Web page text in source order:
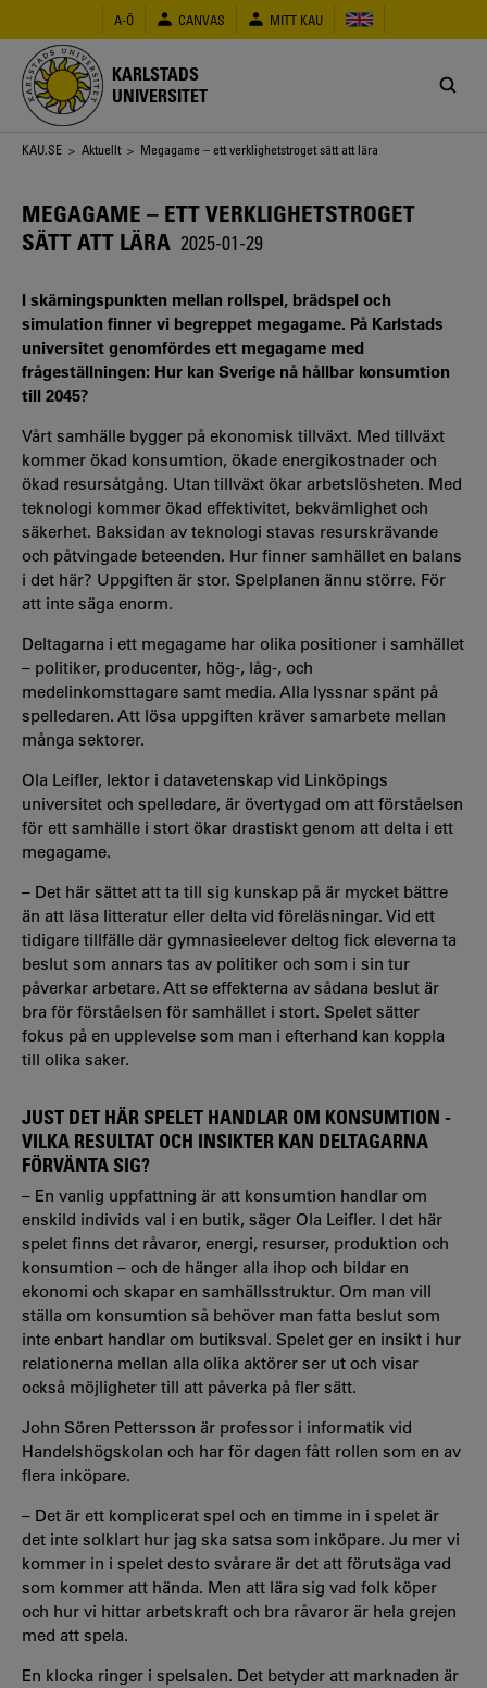
huvudinnehåll
A-Ö CANVAS MITT KAU
KARLSTADS
UNIVERSITET
Länkstig
KAU.SE > Aktuellt > Megagame – ett verklighetstroget sätt att lära
MEGAGAME – ETT VERKLIGHETSTROGET
SÄTT ATT LÄRA 2025-01-29
I skärningspunkten mellan rollspel, brädspel och
simulation finner vi begreppet megagame. På Karlstads
universitet genomfördes ett megagame med
frågeställningen: Hur kan Sverige nå hållbar konsumtion
till 2045?
Vårt samhälle bygger på ekonomisk tillväxt. Med tillväxt
kommer ökad konsumtion, ökade energikostnader och
ökad resursåtgång. Utan tillväxt ökar arbetslösheten. Med
teknologi kommer ökad effektivitet, bekvämlighet och
säkerhet. Baksidan av teknologi stavas resurskrävande
och påtvingade beteenden. Hur finner samhället en balans
i det här? Uppgiften är stor. Spelplanen ännu större. För
att inte säga enorm.
Deltagarna i ett megagame har olika positioner i samhället
– politiker, producenter, hög-, låg-, och
medelinkomsttagare samt media. Alla lyssnar spänt på
spelledaren. Att lösa uppgiften kräver samarbete mellan
många sektorer.
Ola Leifler, lektor i datavetenskap vid Linköpings
universitet och spelledare, är övertygad om att förståelsen
för ett samhälle i stort ökar drastiskt genom att delta i ett
megagame.
– Det här sättet att ta till sig kunskap på är mycket bättre
än att läsa litteratur eller delta vid föreläsningar. Vid ett
tidigare tillfälle där gymnasieelever deltog fick eleverna ta
beslut som annars tas av politiker och som i sin tur
påverkar arbetare. Att se effekterna av sådana beslut är
bra för förståelsen för samhället i stort. Spelet sätter
fokus på en upplevelse som man i efterhand kan koppla
till olika saker.
JUST DET HÄR SPELET HANDLAR OM KONSUMTION -
VILKA RESULTAT OCH INSIKTER KAN DELTAGARNA
FÖRVÄNTA SIG?
– En vanlig uppfattning är att konsumtion handlar om
enskild individs val i en butik, säger Ola Leifler. I det här
spelet finns det råvaror, energi, resurser, produktion och
konsumtion – och de hänger alla ihop och bildar en
ekonomi och skapar en samhällsstruktur. Om man vill
ställa om konsumtion så behöver man fatta beslut som
inte enbart handlar om butiksval. Spelet ger en insikt i hur
relationerna mellan alla olika aktörer ser ut och visar
också möjligheter till att påverka på fler sätt.
John Sören Pettersson är professor i informatik vid
Handelshögskolan och har för dagen fått rollen som en av
flera inköpare.
– Det är ett komplicerat spel och en timme in i spelet är
det inte solklart hur jag ska satsa som inköpare. Ju mer vi
kommer in i spelet desto svårare är det att förutsäga vad
som kommer att hända. Men att lära sig vad folk köper
och hur vi hittar arbetskraft och bra råvaror är hela grejen
med att spela.
En klocka ringer i spelsalen. Det betyder att marknaden är